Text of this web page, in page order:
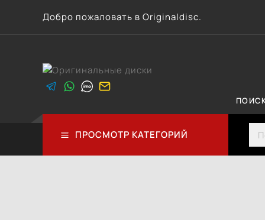
Добро пожаловать в Originaldisc.
ПРОСМОТР КАТЕГОРИЙ